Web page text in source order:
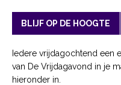
BLIJF OP DE HOOGTE
Iedere vrijdagochtend een
van De Vrijdagavond in je
hieronder in.